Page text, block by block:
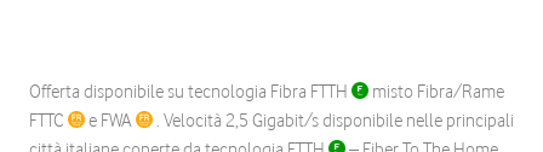
Offerta disponibile su tecnologia Fibra FTTH
misto Fibra/Rame
FTTC
e FWA
. Velocità 2,5 Gigabit/s disponibile nelle principali